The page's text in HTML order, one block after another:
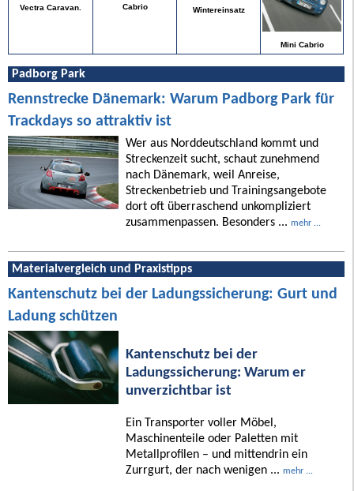
Vectra Caravan.
Cabrio
Wintereinsatz
Mini Cabrio
Padborg Park
Rennstrecke Dänemark: Warum Padborg Park für
Trackdays so attraktiv ist
Wer aus Norddeutschland kommt und
Streckenzeit sucht, schaut zunehmend
nach Dänemark, weil Anreise,
Streckenbetrieb und Trainingsangebote
dort oft überraschend unkompliziert
zusammenpassen. Besonders ... mehr ...
Materialvergleich und Praxistipps
Kantenschutz bei der Ladungssicherung: Gurt und
Ladung schützen
Kantenschutz bei der
Ladungssicherung: Warum er
unverzichtbar ist
Ein Transporter voller Möbel,
Maschinenteile oder Paletten mit
Metallprofilen – und mittendrin ein
Zurrgurt, der nach wenigen ... mehr ...